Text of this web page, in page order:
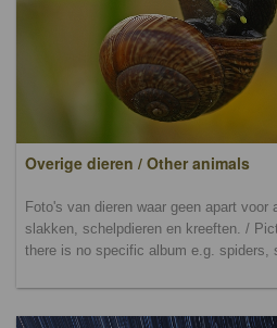
Overige dieren / Other animals
Foto's van dieren waar geen apart voor
slakken, schelpdieren en kreeften. /
there is no specific album e.g. spiders,